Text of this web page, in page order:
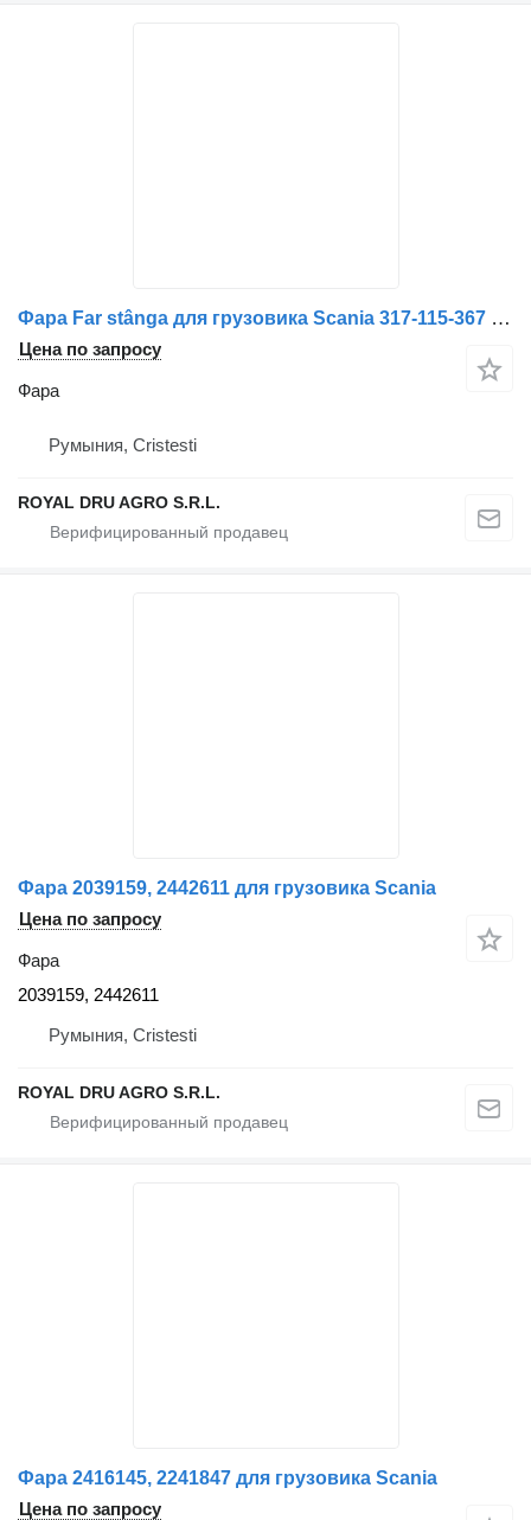
Фара Far stânga для грузовика Scania 317-115-367 7R0114551
Цена по запросу
Фара
Румыния, Cristesti
ROYAL DRU AGRO S.R.L.
Фара 2039159, 2442611 для грузовика Scania
Цена по запросу
Фара
2039159, 2442611
Румыния, Cristesti
ROYAL DRU AGRO S.R.L.
Фара 2416145, 2241847 для грузовика Scania
Цена по запросу